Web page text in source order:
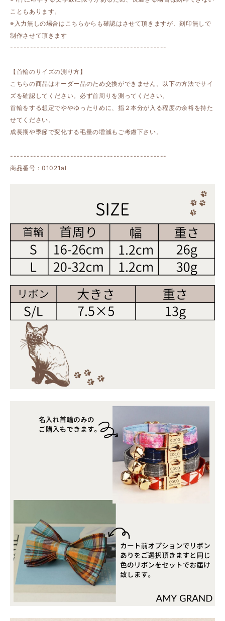
こともあります。
※入力無しの場合はこちらからも確認はさせて頂きますが、刻印無しで
制作させて頂きます
-----------------------------------------------
【首輪のサイズの測り方】
こちらの商品はオーダー品のため交換ができません。以下の方法でサイ
ズを確認してください。必ず首周りを測ってください。
首輪をする想定でややゆったりめに、指２本分が入る程度の余裕を持た
せてください。
成長期や季節で変化する毛量の増減もご考慮下さい。
-----------------------------------------------
商品番号：01021al